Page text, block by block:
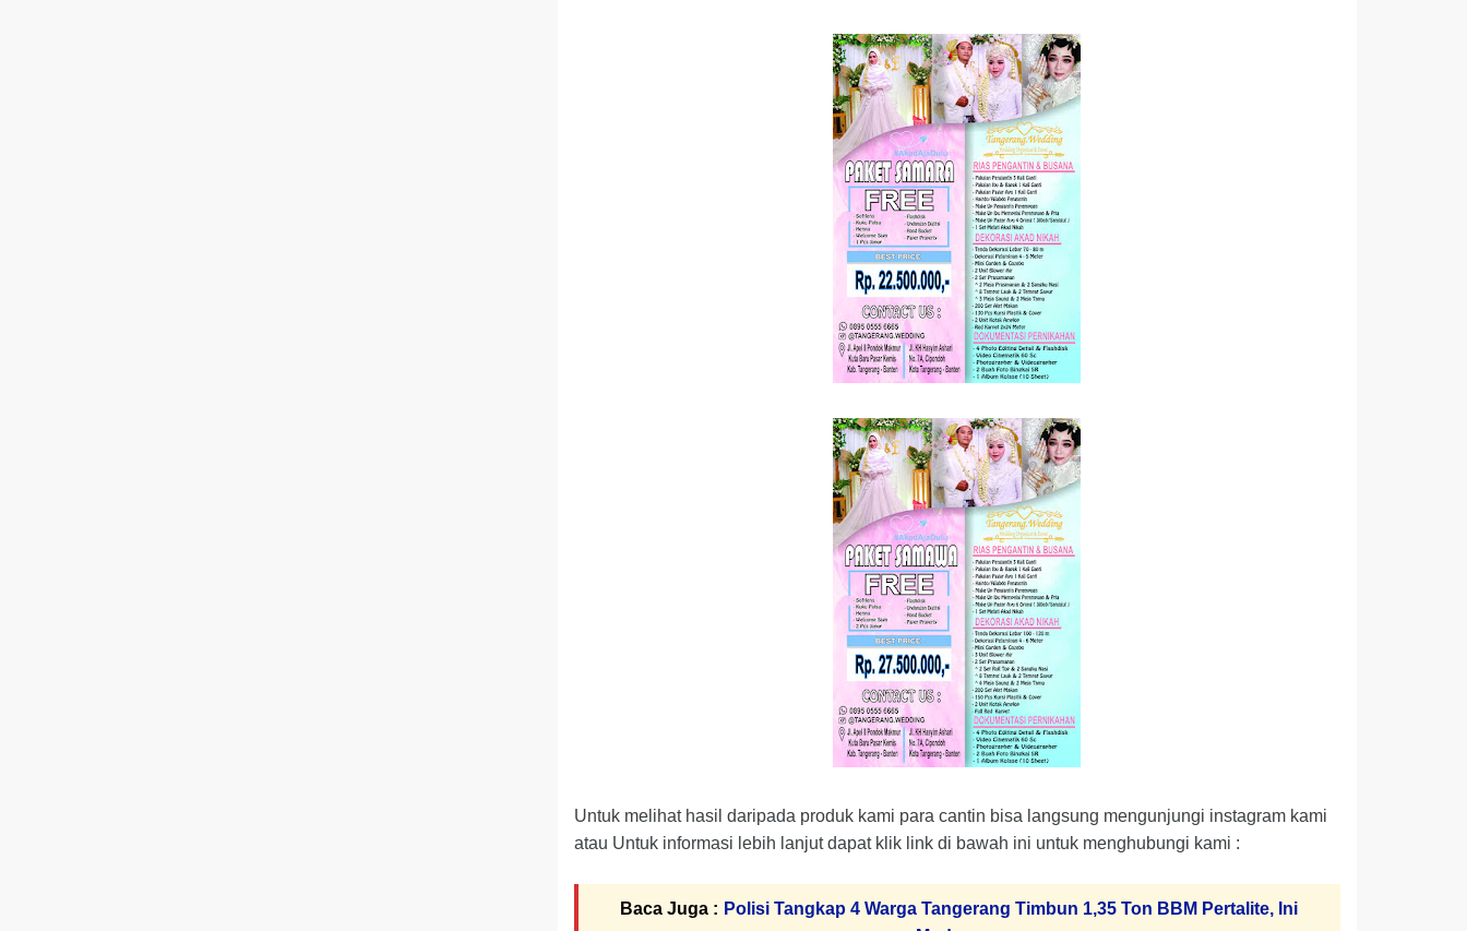
Untuk melihat hasil daripada produk kami para cantin bisa langsung mengunjungi instagram kami
atau Untuk informasi lebih lanjut dapat klik link di bawah ini untuk menghubungi kami :
Baca Juga : Polisi Tangkap 4 Warga Tangerang Timbun 1,35 Ton BBM Pertalite, Ini